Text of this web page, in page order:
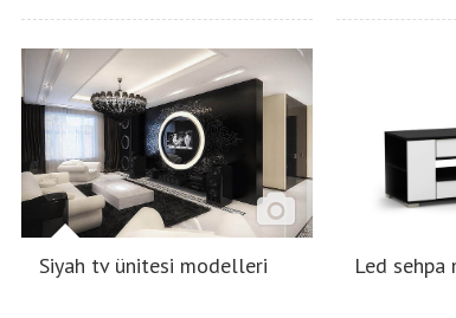
Siyah tv ünitesi modelleri Led sehpa